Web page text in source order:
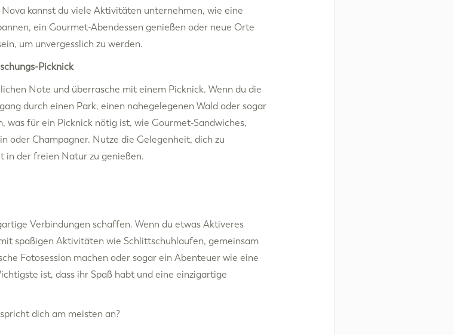
kannst du viele Aktivitäten unternehmen, wie eine
ein Gourmet-Abendessen genießen oder neue Orte
um unvergesslich zu werden.
Picknick
Note und überrasche mit einem Picknick. Wenn du die
durch einen Park, einen nahegelegenen Wald oder sogar
was für ein Picknick nötig ist, wie Gourmet-Sandwiches,
oder Champagner. Nutze die Gelegenheit, dich zu
in der freien Natur zu genießen.
Verbindungen schaffen. Wenn du etwas Aktiveres
spaßigen Aktivitäten wie Schlittschuhlaufen, gemeinsam
Fotosession machen oder sogar ein Abenteuer wie eine
ist, dass ihr Spaß habt und eine einzigartige
dich am meisten an?